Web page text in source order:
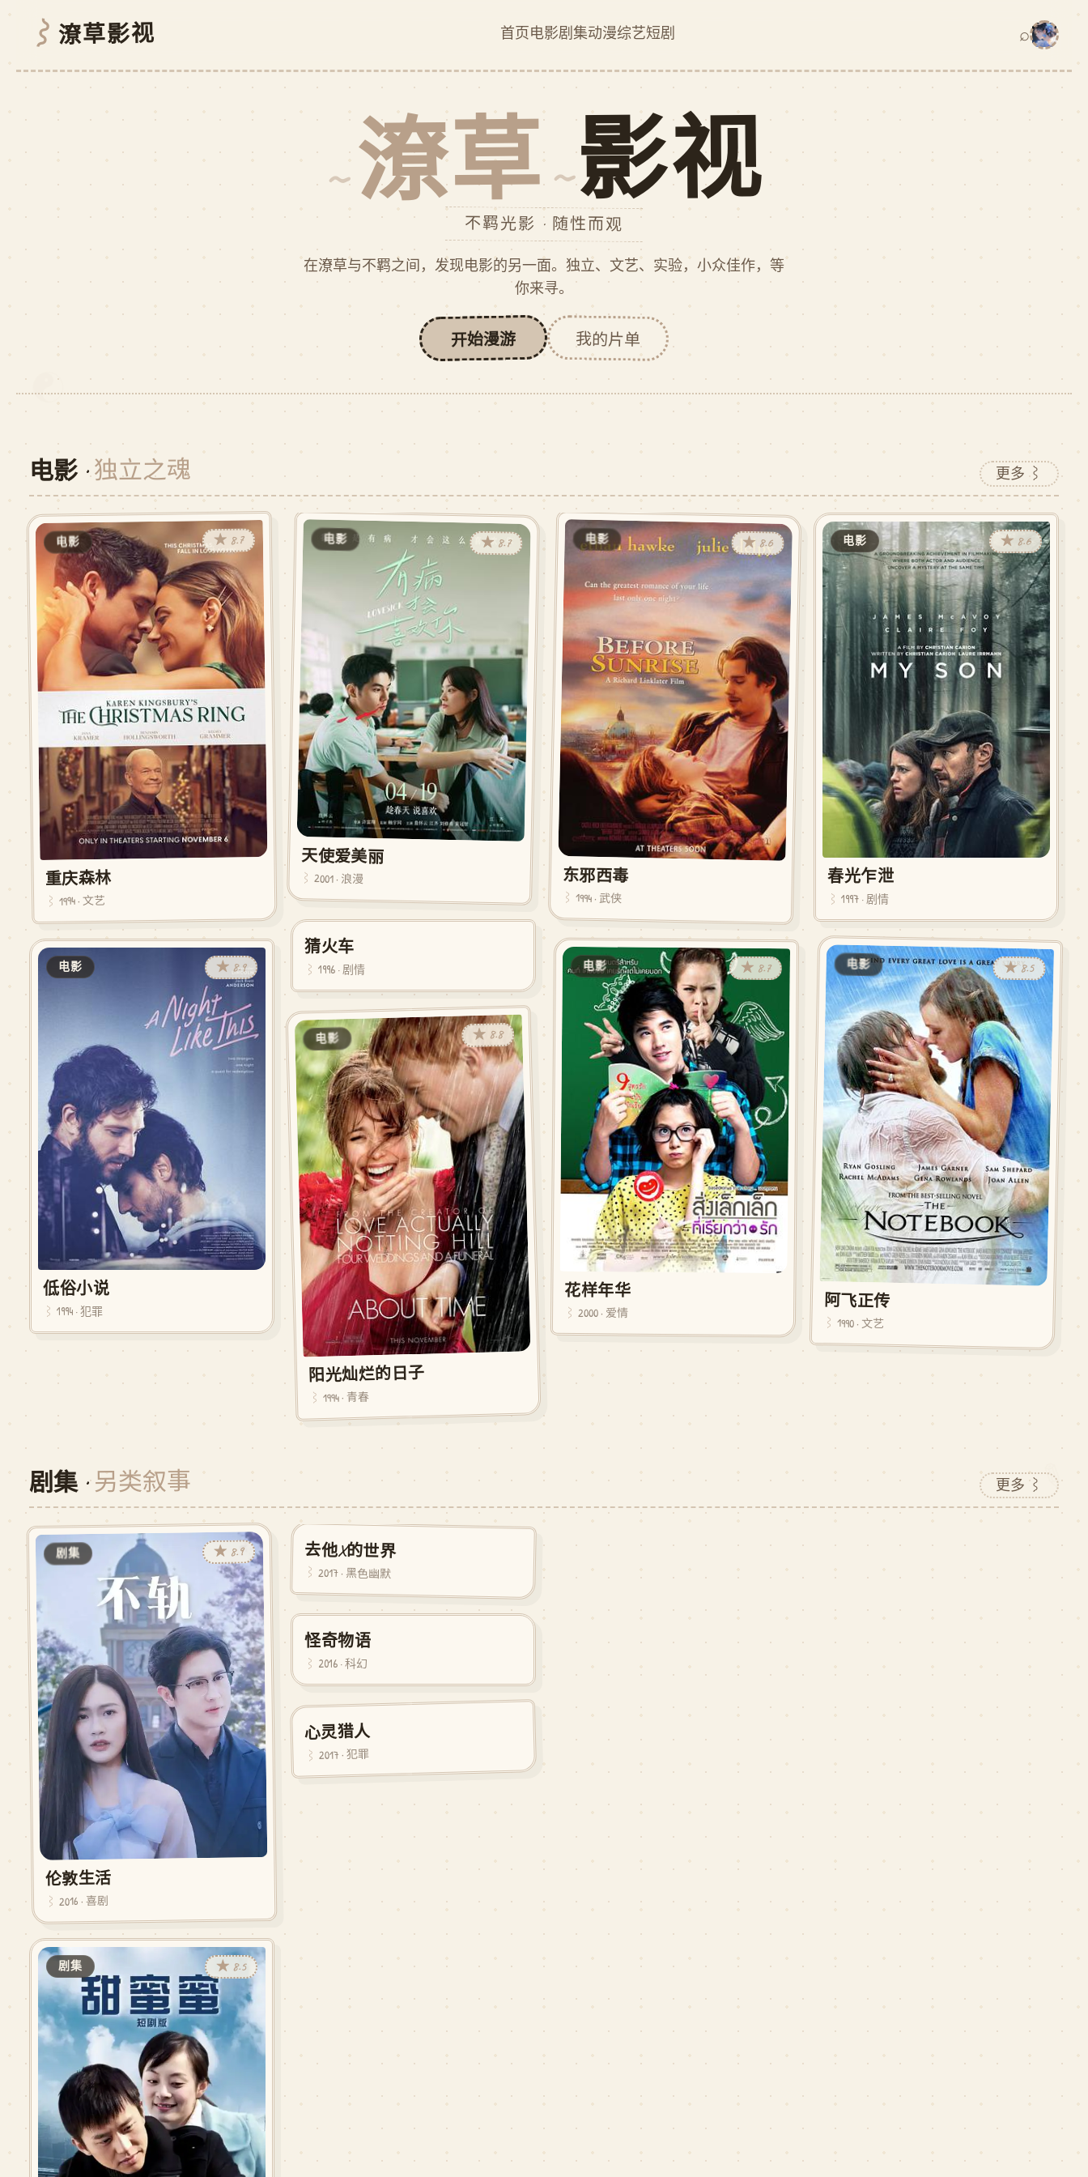
☯
✎
⌇潦草影视 首页电影剧集动漫综艺短剧 ⌕
潦草 影视
不羁光影 · 随性而观
在潦草与不羁之间，发现电影的另一面。独立、文艺、实验，小众佳作，等
你来寻。
开始漫游 我的片单
电影 ·独立之魂 更多 ⌇
电影 ★ 8.7
重庆森林
1994 · 文艺
电影 ★ 8.9
低俗小说
1994 · 犯罪
电影 ★ 8.7
天使爱美丽
2001 · 浪漫
电影
猜火车
1996 · 剧情
电影 ★ 8.8
阳光灿烂的日子
1994 · 青春
电影 ★ 8.6
东邪西毒
1994 · 武侠
电影 ★ 8.7
花样年华
2000 · 爱情
电影 ★ 8.6
春光乍泄
1997 · 剧情
电影 ★ 8.5
阿飞正传
1990 · 文艺
剧集 ·另类叙事 更多 ⌇
剧集 ★ 8.9
伦敦生活
2016 · 喜剧
剧集 ★ 8.5
剧集
去他X的世界
2017 · 黑色幽默
剧集
怪奇物语
2016 · 科幻
剧集
心灵猎人
2017 · 犯罪